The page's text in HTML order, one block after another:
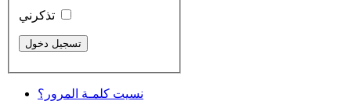
تذكرني
نسيت كلمـة المرور؟